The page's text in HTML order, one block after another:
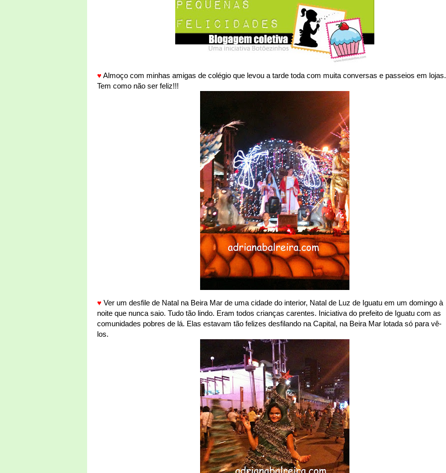
♥Almoço com minhas amigas de colégio que levou a tarde toda com muita conversas e passeios em lojas.
Tem como não ser feliz!!!
♥ Ver um desfile de Natal na Beira Mar de uma cidade do interior, Natal de Luz de Iguatu em um domingo à
noite que nunca saio. Tudo tão lindo. Eram todos crianças carentes. Iniciativa do prefeito de Iguatu com as
comunidades pobres de lá. Elas estavam tão felizes desfilando na Capital, na Beira Mar lotada só para vê-
los.